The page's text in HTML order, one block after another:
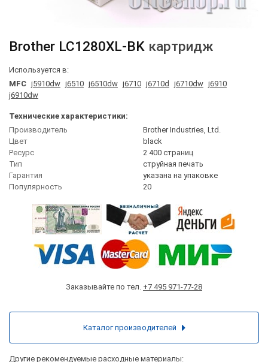
Brother LC1280XL-BK картридж
Используется в:
MFC j5910dw j6510 j6510dw j6710 j6710d j6710dw j6910
j6910dw
Технические характеристики:
Производитель
Brother Industries, Ltd.
Цвет
black
Ресурс
2 400 страниц
Тип
струйная печать
Гарантия
указана на упаковке
Популярность
20
Заказывайте по тел. +7 495 971-77-28
Другие рекомендуемые расходные материалы: